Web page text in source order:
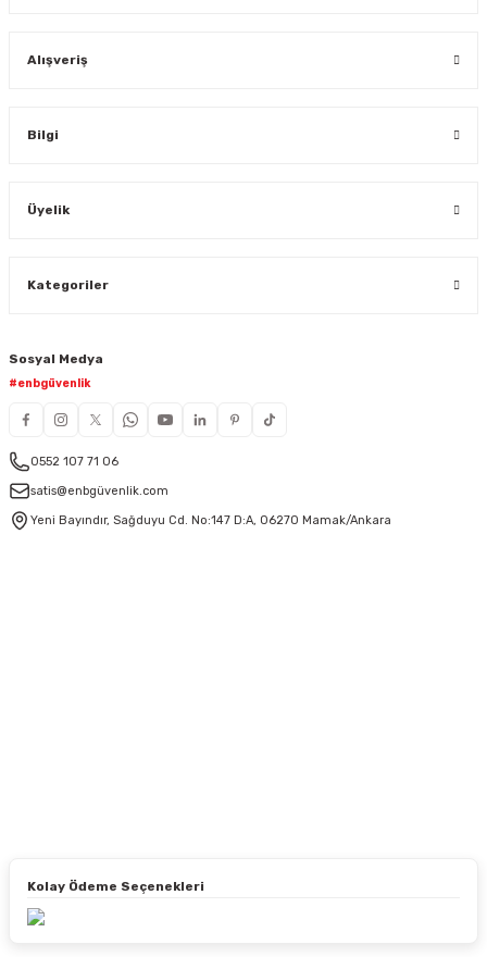
Alışveriş
Bilgi
Üyelik
Kategoriler
Sosyal Medya
#enbgüvenlik
0552 107 71 06
satis@enbgüvenlik.com
Yeni Bayındır, Sağduyu Cd. No:147 D:A, 06270 Mamak/Ankara
Kolay Ödeme Seçenekleri